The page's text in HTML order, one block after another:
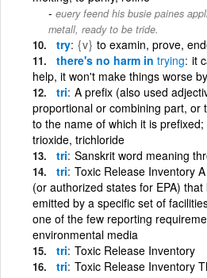
euery feend his busie paines
metall, ready to be tride.
try {v} to examin, prove,
there's no harm in trying it
help, it won't make things worse
tri A prefix (also used
proportional or combining part, or
to the name of which it is
trioxide, trichloride
tri Sanskrit word meaning
tri Toxic Release Inventory
(or authorized states for EPA)
emitted by a specific set of
one of the few reporting
environmental media
tri Toxic Release Inventory
tri Toxic Release Inventory